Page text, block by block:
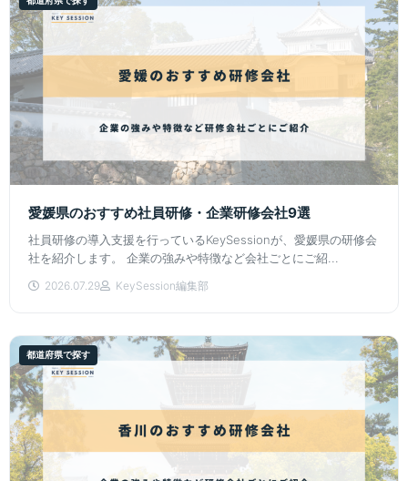
愛媛県のおすすめ社員研修・企業研修会社9選
社員研修の導入支援を行っているKeySessionが、愛媛県の研修会
社を紹介します。 企業の強みや特徴など会社ごとにご紹...
2026.07.29 KeySession編集部
都道府県で探す